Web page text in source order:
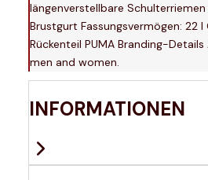
längenverstellbare
Brustgurt Fassungsvermögen: 22
Rückenteil PUMA Branding-
men and women.
INFORMATIONEN